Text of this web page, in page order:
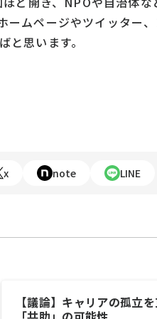
ームページやツイッター
思います。
x note LINE
【議論】キャリアの孤立